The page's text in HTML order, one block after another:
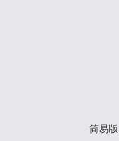
简易版